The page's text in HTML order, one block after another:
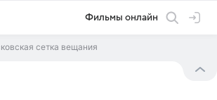
Фильмы онлайн
сетка вещания